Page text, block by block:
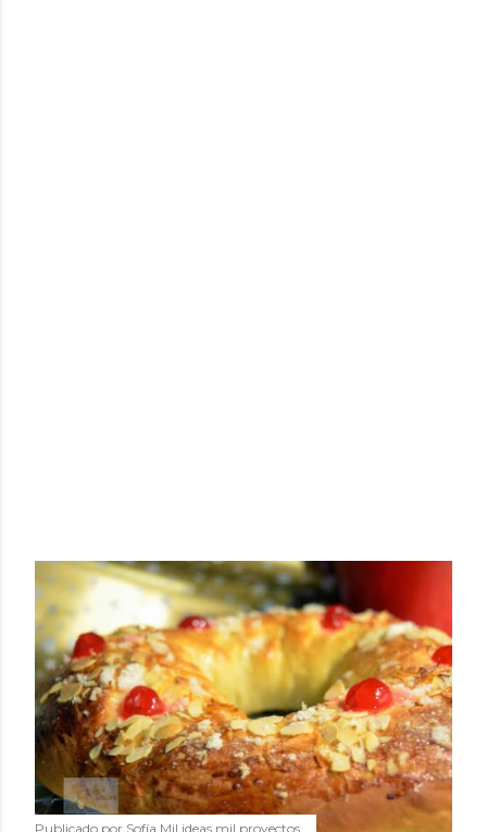
Publicado por Sofía Mil ideas mil proyectos